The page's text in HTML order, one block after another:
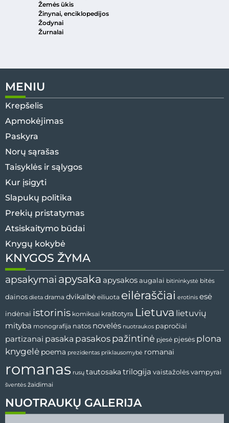
Žemės ūkis
Žinynai, enciklopedijos
Žodynai
Žurnalai
MENIU
Krepšelis
Apmokėjimas
Paskyra
Norų sąrašas
Taisyklės ir sąlygos
Kur įsigyti
Slapukų politika
Prekių pristatymas
Atsiskaitymo būdai
Knygų kokybė
NUOTRAUKŲ GALERIJA
KNYGOS ŽYMA
apsakymai apysaka apysakos augalai bitininkystė bitės
dainos dieta drama dvikalbė eiliuota eilėraščiai erotinis esė
indėnai istorinis komiksai kraštotyra Lietuva lietuvių
mityba monografija natos novelės nuotraukos papročiai
partizanai pasaka pasakos pažintinė pjesė pjesės plona
knygelė poema prezidentas priklausomybė romanai
romanas rusų tautosaka trilogija vaistažolėsvampyrai
šventės žaidimai